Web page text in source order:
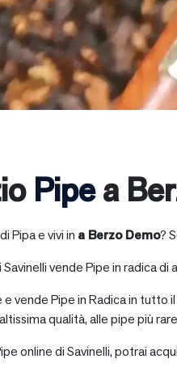
Pipea
Pipa e vivi in a Berzo Demo?
vende Pipe in radica di
e vende Pipe in Radica in
qualità, alle pipe più
online di Savinelli, potrai